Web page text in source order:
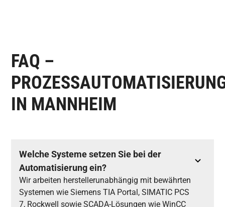
FAQ –
IN MANNHEIM
Welche Systeme setzen Sie bei der
Automatisierung ein?
Wir arbeiten herstellerunabhängig mit bewährten
Systemen wie Siemens TIA Portal, SIMATIC PCS
7, Rockwell sowie SCADA-Lösungen wie WinCC